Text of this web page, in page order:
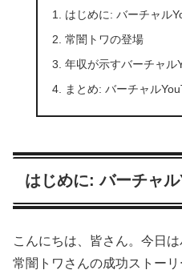
はじめに: バーチャル
常闇トワの登場
年収が示すバーチャル
まとめ: バーチャル
はじめに: バーチャ
こんにちは、皆さん。今日
常闇トワさんの成功ストー